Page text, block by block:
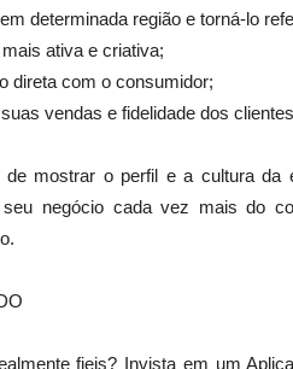
determinada região e torná-lo
ativa e criativa;
direta com o consumidor;
vendas e fidelidade dos
de mostrar o perfil e a cultura da
negócio cada vez mais do
fieis? Invista em um